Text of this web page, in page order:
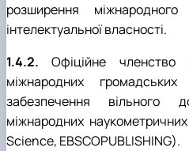
розширення
інтелектуальної власності.
1.4.2. Офіційне членство
міжнародних громадських
забезпечення вільного
міжнародних
Science, EBSCOPUBLISHING).